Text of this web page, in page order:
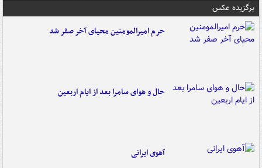
برگزیده عکس
حرم امیرالمومنین محیای آخر صفر شد
حال و هوای سامرا بعد از ایام اربعین
آهوی ایرانی